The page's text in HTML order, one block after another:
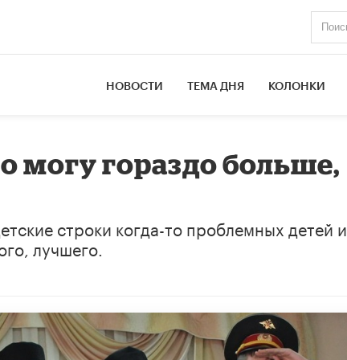
НОВОСТИ ТЕМА ДНЯ КОЛОНКИ
могу гораздо больше,
строки когда-то проблемных детей и
лучшего.